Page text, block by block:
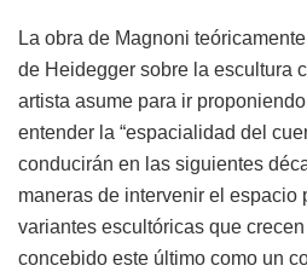
La obra de Magnoni
de Heidegger sobre la escultura
artista asume para ir
entender la “espacialidad del
conducirán en las siguientes
maneras de intervenir el espacio
variantes escultóricas que crecen
concebido este último como un